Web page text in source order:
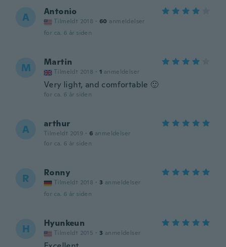
A Antonio
Tilmeldt 2018 · 60 anmeldelser
for ca. 6 år siden
M Martin
Tilmeldt 2018 · 1 anmeldelser
Very light, and comfortable 🙂
for ca. 6 år siden
A arthur
Tilmeldt 2019 · 6 anmeldelser
for ca. 6 år siden
R Ronny
Tilmeldt 2018 · 3 anmeldelser
for ca. 6 år siden
H Hyunkeun
Tilmeldt 2015 · 3 anmeldelser